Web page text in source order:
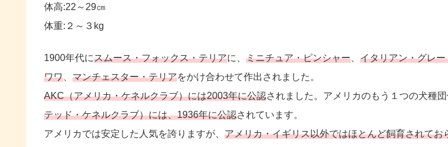
体高:22～29㎝
体重:２～３kg
1900年代にスムース・フォックス・テリアに、 ミニチュア・ピンシャー イタリアン・グレ
ワワ
マンチェスター・テリアをかけ合わせて作出されました。
AKC（アメリカ・ケネルクラブ）には2003年に公認されました。アメリカのもう１つの犬種
テッド・ケネルクラブ）には、1936年に公認されています。
アメリカでは安定した人気を誇りますが、 アメリカ・イギリス以外ではほとんど飼育されてお